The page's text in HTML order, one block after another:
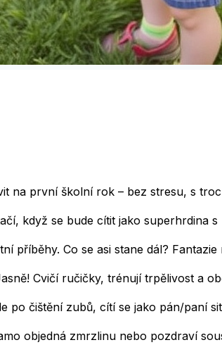
na první školní rok – bez stresu, s
když se bude cítit jako superhrdina s
příběhy. Co se asi stane dál? Fantazie
Cvičí ručičky, trénují trpělivost a
po čištění zubů, cítí se jako pán/paní
objedná zmrzlinu nebo pozdraví